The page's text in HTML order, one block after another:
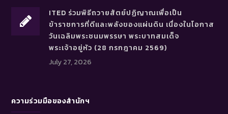
ITED ร่วมพิธีถวายสัตย์ปฏิญาณเพื่อเป็น
ข้าราชการที่ดีและพลังของแผ่นดิน เนื่องในโอกาส
วันเฉลิมพระชนมพรรษา พระบาทสมเด็จ
พระเจ้าอยู่หัว (28 กรกฎาคม 2569)
July 27, 2026
ความร่วมมือของสำนักฯ